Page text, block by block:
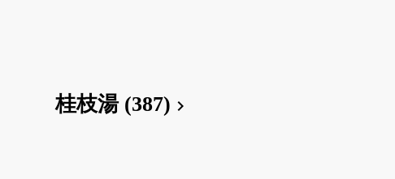
桂枝湯 (387) chevron_right